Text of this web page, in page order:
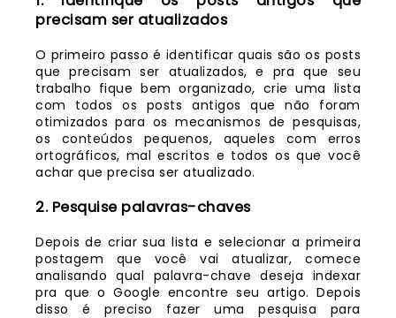
precisam ser atualizados
O primeiro passo é identificar quais são os posts
que precisam ser atualizados, e pra que seu
trabalho fique bem organizado, crie uma lista
com todos os posts antigos que não foram
otimizados para os mecanismos de pesquisas,
os conteúdos pequenos, aqueles com erros
ortográficos, mal escritos e todos os que você
achar que precisa ser atualizado.
2. Pesquise palavras-chaves
Depois de criar sua lista e selecionar a primeira
postagem que você vai atualizar, comece
analisando qual palavra-chave deseja indexar
pra que o Google encontre seu artigo. Depois
disso é preciso fazer uma pesquisa para